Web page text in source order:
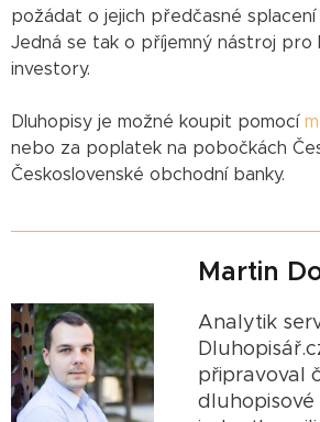
požádat o jejich předčasné
Jedná se tak o příjemný nástroj pro
investory.
Dluhopisy je možné koupit pomocí
nebo za poplatek na pobočkách
Československé obchodní banky.
Martin
Analytik
připravoval
dluhopisové